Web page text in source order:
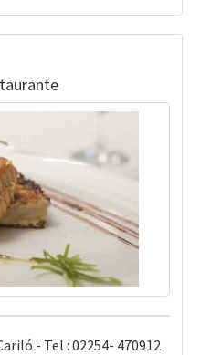
- Tel : 02254- 470912